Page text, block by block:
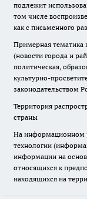
подлежит
том числе
как с письменного
Примерная тематика
(новости города и
политическая,
культурно-
законодательством
Территория
страны
На информационном
технологии
информации на
относящихся к
находящихся на